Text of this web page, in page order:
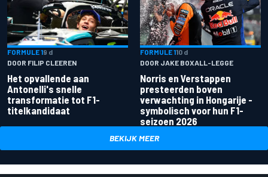
FORMULE 19 d
DOOR FILIP CLEEREN
Het opvallende aan
Antonelli's snelle
transformatie tot F1-
titelkandidaat
FORMULE 110 d
DOOR JAKE BOXALL-LEGGE
Norris en Verstappen
presteerden boven
verwachting in Hongarije -
symbolisch voor hun F1-
seizoen 2026
BEKIJK MEER